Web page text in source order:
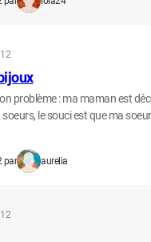
problème : ma maman est
le souci est que ma
par aurelia